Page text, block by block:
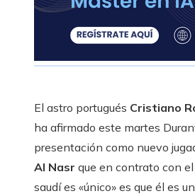
El astro portugués Cristiano
ha afirmado este martes
presentación como nuevo
Al Nasr que en contrato con
saudí es «único» es que él es un